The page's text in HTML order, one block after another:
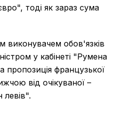
тоді як зараз сума
виконувачем обов'язків
у кабінеті "Румена
пропозиція французької
від очікуваної –